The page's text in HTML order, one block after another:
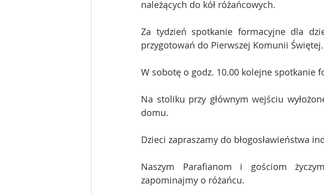
należących do kół różańcowych.
Za tydzień spotkanie formacyjne dla
przygotowań do Pierwszej Komunii Świętej.
W sobotę o godz. 10.00 kolejne spotkanie
Na stoliku przy głównym wejściu
domu.
Dzieci zapraszamy do błogosławieństwa
Naszym Parafianom i gościom
zapominajmy o różańcu.